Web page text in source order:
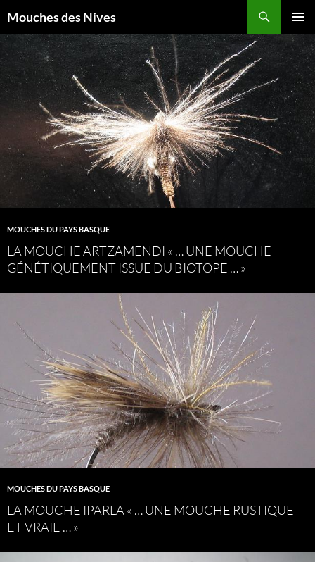
au
contenu
Mouches des Nives
MENU
MOUCHES DU PAYS BASQUE
LA MOUCHE ARTZAMENDI « … UNE MOUCHE
GÉNÉTIQUEMENT ISSUE DU BIOTOPE … »
MOUCHES DU PAYS BASQUE
LA MOUCHE IPARLA « … UNE MOUCHE RUSTIQUE
ET VRAIE … »